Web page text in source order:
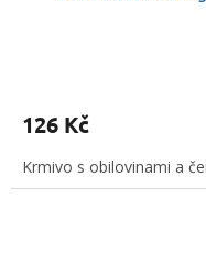
126 Kč
Krmivo s obilovinami a